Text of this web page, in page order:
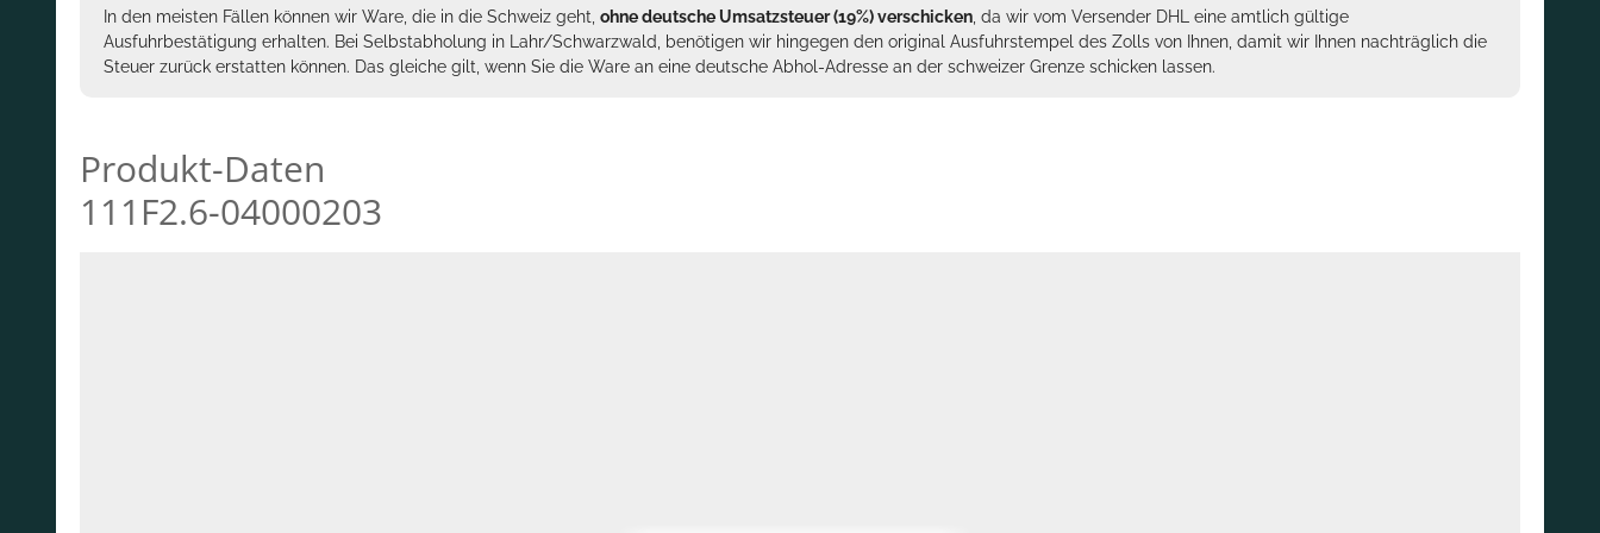
In den meisten Fällen können wir Ware, die in die Schweiz geht, ohne deutsche Umsatzsteuer (19%) verschicken , da wir vom Versender DHL eine amtlich gültige
Ausfuhrbestätigung erhalten. Bei Selbstabholung in Lahr/Schwarzwald, benötigen wir hingegen den original Ausfuhrstempel des Zolls von Ihnen, damit wir Ihnen nachträglich die
Steuer zurück erstatten können. Das gleiche gilt, wenn Sie die Ware an eine deutsche Abhol-Adresse an der schweizer Grenze schicken lassen.
Produkt-Daten
111F2.6-04000203